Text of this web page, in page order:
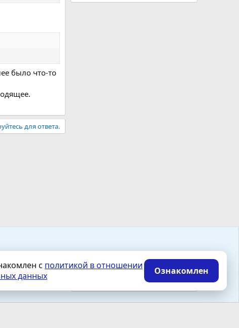
было что-то
для ответа.
Политика конфиденциальности Главная
R
S
S
Accept all cookies
Reject optional cookies
с политикой в отношении
данных
Ознакомлен